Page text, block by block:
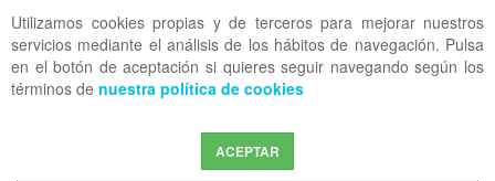
Utilizamos cookies propias y de terceros para mejorar nuestros
servicios mediante el análisis de los hábitos de navegación. Pulsa
en el botón de aceptación si quieres seguir navegando según los
términos de nuestra política de cookies
ACEPTAR
OFF CANVAS